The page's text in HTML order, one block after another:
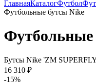
ГлавнаяКаталогФутбол
Футбольные бутсы Nike
Бутсы Nike 'ZM
16 310 ₽
-15%